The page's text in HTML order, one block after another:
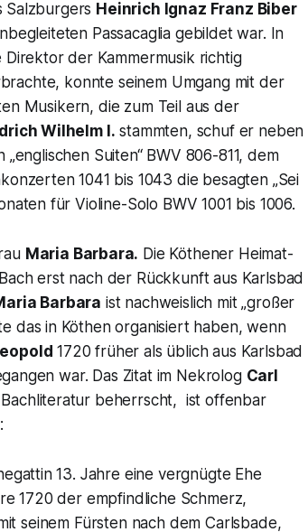
Salzburgers Heinrich Ignaz Franz Biber
Passacaglia gebildet war. In
der Kammermusik richtig
konnte seinem Umgang mit der
Musikern, die zum Teil aus der
Wilhelm I. stammten, schuf er neben
„englischen Suiten“BWV 806-811, dem
1041 bis 1043 die besagten „Sei
für Violine-Solo BWV 1001 bis 1006.
Maria Barbara. Die Köthener Heimat-
erst nach der Rückkunft aus Karlsbad
Barbara ist nachweislich mit „großer
das in Köthen organisiert haben, wenn
1720 früher als üblich aus Karlsbad
war. Das Zitat im Nekrolog Carl
Bachliteratur beherrscht, ist offenbar
13. Jahre eine vergnügte Ehe
1720 der empfindliche Schmerz,
seinem Fürsten nach dem Carlsbade,